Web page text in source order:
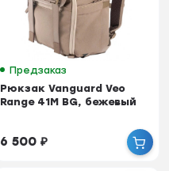
Предзаказ
Рюкзак Vanguard Veo
Range 41M BG, бежевый
6 500₽